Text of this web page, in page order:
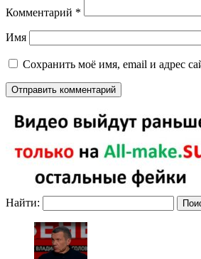
Комментарий *
Имя
Сохранить моё имя, email и адрес
Найти: